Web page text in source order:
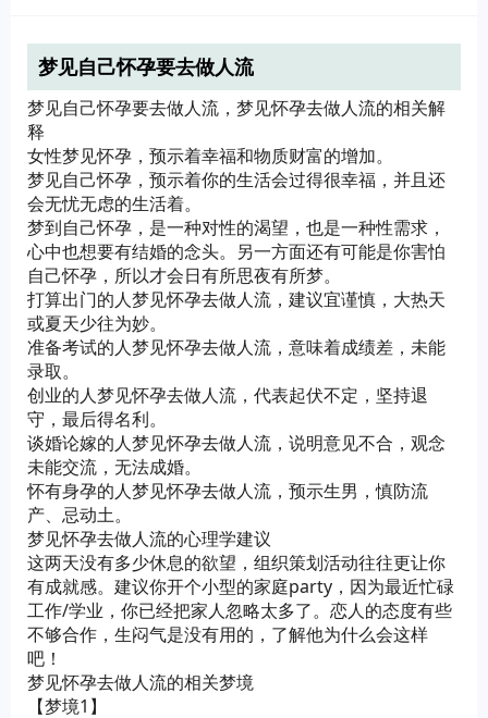
梦见自己怀孕要去做人流
梦见自己怀孕要去做人流，梦见怀孕去做人流的相关解
释
女性梦见怀孕，预示着幸福和物质财富的增加。
梦见自己怀孕，预示着你的生活会过得很幸福，并且还
会无忧无虑的生活着。
梦到自己怀孕，是一种对性的渴望，也是一种性需求，
心中也想要有结婚的念头。另一方面还有可能是你害怕
自己怀孕，所以才会日有所思夜有所梦。
打算出门的人梦见怀孕去做人流，建议宜谨慎，大热天
或夏天少往为妙。
准备考试的人梦见怀孕去做人流，意味着成绩差，未能
录取。
创业的人梦见怀孕去做人流，代表起伏不定，坚持退
守，最后得名利。
谈婚论嫁的人梦见怀孕去做人流，说明意见不合，观念
未能交流，无法成婚。
怀有身孕的人梦见怀孕去做人流，预示生男，慎防流
产、忌动土。
梦见怀孕去做人流的心理学建议
这两天没有多少休息的欲望，组织策划活动往往更让你
有成就感。建议你开个小型的家庭party，因为最近忙碌
工作/学业，你已经把家人忽略太多了。恋人的态度有些
不够合作，生闷气是没有用的，了解他为什么会这样
吧！
梦见怀孕去做人流的相关梦境
【梦境1】